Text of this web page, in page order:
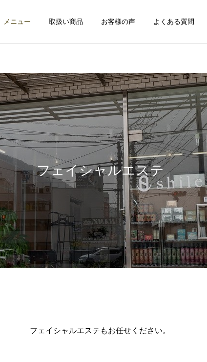
メニュー 取扱い商品 お客様の声 よくある質問
ヘッドスパ ファスティング
フェイシャルエステ
メンズスキンケア
「クレンジングの次は“ス
パウォッシュ洗顔”！爽や
かメンズの完成形」
メンズスキンケア
「洗顔だけでいいと思って
ない？メンズこそクレンジ
ングデビュー！」
フェイシャルエステ
フェイシャルエステもお任せください。